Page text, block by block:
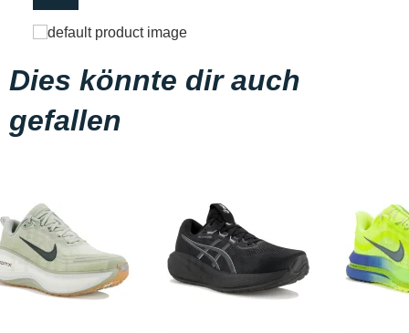
Dies könnte dir auch
gefallen